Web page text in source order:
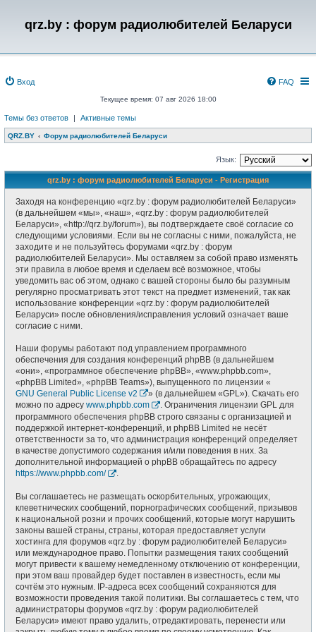
qrz.by : форум радиолюбителей Беларуси
Вход FAQ
Текущее время: 07 авг 2026 18:00
Темы без ответов | Активные темы
QRZ.BY Форум радиолюбителей Беларуси
Язык:
qrz.by : форум радиолюбителей Беларуси - Регистрация
Заходя на конференцию «qrz.by : форум радиолюбителей Беларуси»
(в дальнейшем «мы», «наш», «qrz.by : форум радиолюбителей
Беларуси», «http://qrz.by/forum»), вы подтверждаете своё согласие со
следующими условиями. Если вы не согласны с ними, пожалуйста, не
заходите и не пользуйтесь форумами «qrz.by : форум
радиолюбителей Беларуси». Мы оставляем за собой право изменять
эти правила в любое время и сделаем всё возможное, чтобы
уведомить вас об этом, однако с вашей стороны было бы разумным
регулярно просматривать этот текст на предмет изменений, так как
использование конференции «qrz.by : форум радиолюбителей
Беларуси» после обновления/исправления условий означает ваше
согласие с ними.
Наши форумы работают под управлением программного
обеспечения для создания конференций phpBB (в дальнейшем
«они», «программное обеспечение phpBB», «www.phpbb.com»,
«phpBB Limited», «phpBB Teams»), выпущенного по лицензии «
GNU General Public License v2
» (в дальнейшем «GPL»). Скачать его
можно по адресу www.phpbb.com
. Ограничения лицензии GPL для
программного обеспечения phpBB строго связаны с организацией и
поддержкой интернет-конференций, и phpBB Limited не несёт
ответственности за то, что администрация конференций определяет
в качестве допустимого содержания и/или поведения в них. За
дополнительной информацией о phpBB обращайтесь по адресу
https://www.phpbb.com/
.
Вы соглашаетесь не размещать оскорбительных, угрожающих,
клеветнических сообщений, порнографических сообщений, призывов
к национальной розни и прочих сообщений, которые могут нарушить
законы вашей страны, страны, которая предоставляет услуги
хостинга для форумов «qrz.by : форум радиолюбителей Беларуси»
или международное право. Попытки размещения таких сообщений
могут привести к вашему немедленному отключению от конференции,
при этом ваш провайдер будет поставлен в известность, если мы
сочтём это нужным. IP-адреса всех сообщений сохраняются для
возможности проведения такой политики. Вы соглашаетесь с тем, что
администраторы форумов «qrz.by : форум радиолюбителей
Беларуси» имеют право удалить, отредактировать, перенести или